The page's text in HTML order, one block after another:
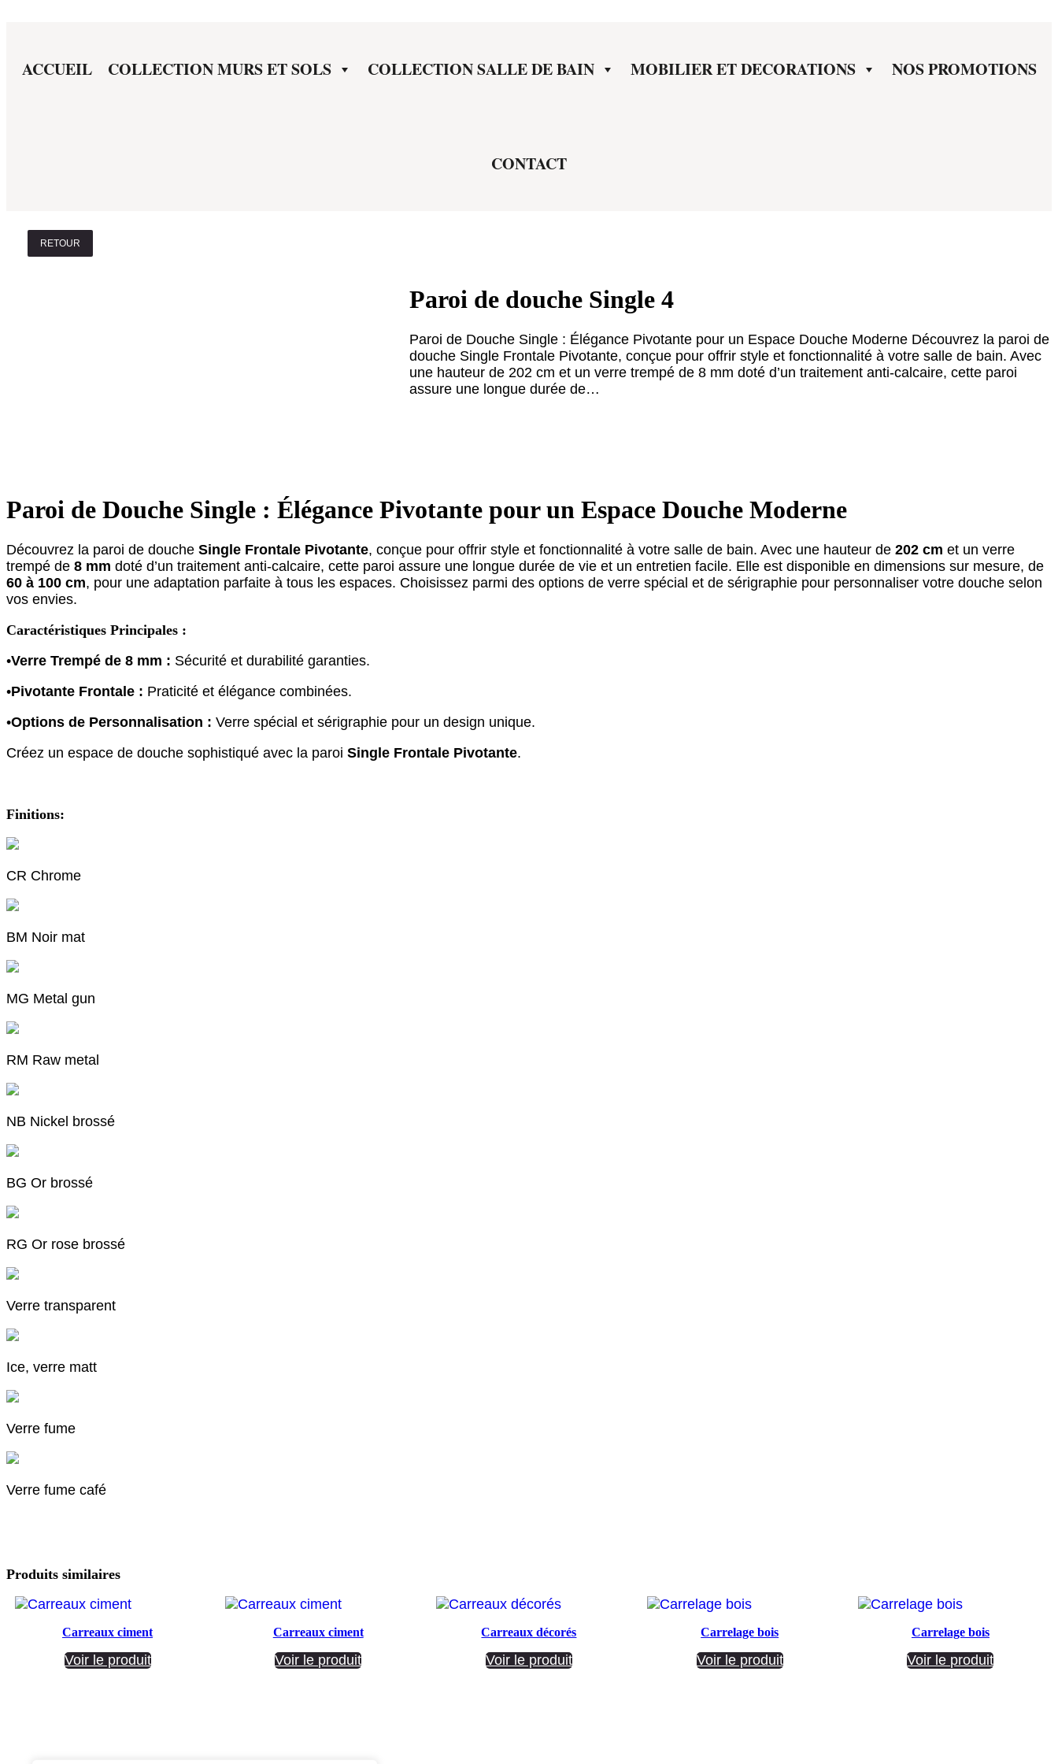
ACCUEIL COLLECTION MURS ET SOLS COLLECTION SALLE DE BAIN MOBILIER ET DECORATIONS NOS PROMOTIONS
CONTACT
RETOUR
Paroi de douche Single 4
Paroi de Douche Single : Élégance Pivotante pour un Espace Douche Moderne Découvrez la paroi de
douche Single Frontale Pivotante, conçue pour offrir style et fonctionnalité à votre salle de bain. Avec
une hauteur de 202 cm et un verre trempé de 8 mm doté d’un traitement anti-calcaire, cette paroi
assure une longue durée de…
Paroi de Douche Single : Élégance Pivotante pour un Espace Douche Moderne
Découvrez la paroi de douche Single Frontale Pivotante, conçue pour offrir style et fonctionnalité à votre salle de bain. Avec une hauteur de 202 cm et un verre
trempé de 8 mm doté d’un traitement anti-calcaire, cette paroi assure une longue durée de vie et un entretien facile. Elle est disponible en dimensions sur mesure, de
60 à 100 cm, pour une adaptation parfaite à tous les espaces. Choisissez parmi des options de verre spécial et de sérigraphie pour personnaliser votre douche selon
vos envies.
Caractéristiques Principales :
•Verre Trempé de 8 mm : Sécurité et durabilité garanties.
•Pivotante Frontale : Praticité et élégance combinées.
•Options de Personnalisation : Verre spécial et sérigraphie pour un design unique.
Créez un espace de douche sophistiqué avec la paroi Single Frontale Pivotante.
Finitions:
CR Chrome
BM Noir mat
MG Metal gun
RM Raw metal
NB Nickel brossé
BG Or brossé
RG Or rose brossé
Verre transparent
Ice, verre matt
Verre fume
Verre fume café
Produits similaires
Carreaux ciment
Voir le produit
Carreaux ciment
Voir le produit
Carreaux décorés
Voir le produit
Carrelage bois
Voir le produit
Carrelage bois
Voir le produit